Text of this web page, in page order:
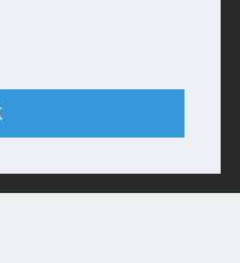
droits réservés - CFTS 44 rue